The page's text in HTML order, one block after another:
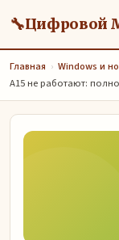
🔧Цифровой
Главная › Windows и
A15 не работают: